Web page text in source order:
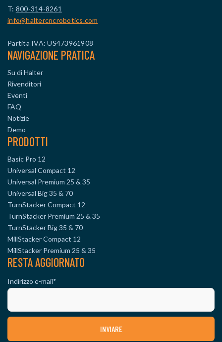
T: 800-314-8261
info@haltercncrobotics.com
Partita IVA: US473961908
NAVIGAZIONE PRATICA
Su di Halter
Rivenditori
Eventi
FAQ
Notizie
Demo
PRODOTTI
Basic Pro 12
Universal Compact 12
Universal Premium 25 & 35
Universal Big 35 & 70
TurnStacker Compact 12
TurnStacker Premium 25 & 35
TurnStacker Big 35 & 70
MillStacker Compact 12
MillStacker Premium 25 & 35
RESTA AGGIORNATO
Indirizzo e-mail*